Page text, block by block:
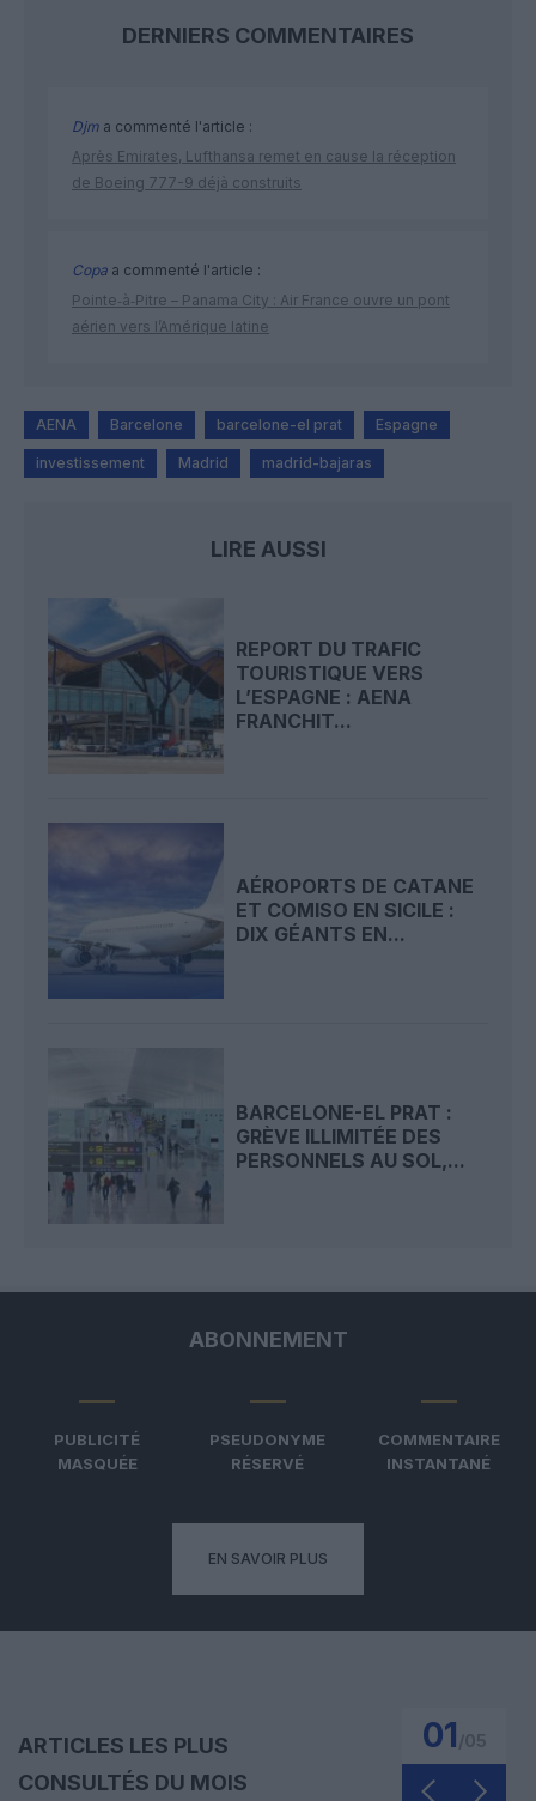
DERNIERS COMMENTAIRES
Djm a commenté l'article :
Après Emirates, Lufthansa remet en cause la réception
de Boeing 777-9 déjà construits
Copa a commenté l'article :
Pointe‑à‑Pitre – Panama City : Air France ouvre un pont
aérien vers l’Amérique latine
AENA Barcelone barcelone-el prat Espagne
investissement Madrid madrid-bajaras
LIRE AUSSI
REPORT DU TRAFIC
TOURISTIQUE VERS
L’ESPAGNE : AENA
FRANCHIT...
AÉROPORTS DE CATANE
ET COMISO EN SICILE :
DIX GÉANTS EN...
BARCELONE-EL PRAT :
GRÈVE ILLIMITÉE DES
PERSONNELS AU SOL,...
ABONNEMENT
PUBLICITÉ
MASQUÉE
PSEUDONYME
RÉSERVÉ
COMMENTAIRE
INSTANTANÉ
EN SAVOIR PLUS
ARTICLES LES PLUS
CONSULTÉS DU MOIS
01